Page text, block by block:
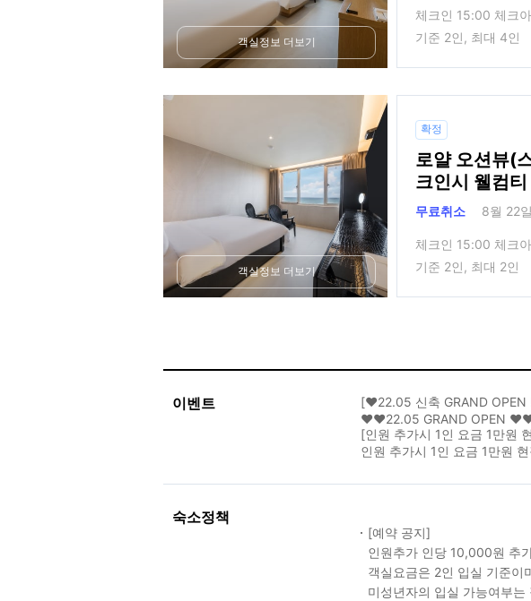
객실정보 더보기
체크인 15:00 체크
기준 2인, 최대 4인
객실정보 더보기
확정
로얄 오션뷰(
크인시 웰컴
무료취소 8월 22
체크인 15:00 체크
기준 2인, 최대 2인
이벤트
[❤22.05 신축 GRAND
❤❤22.05 GRAND OPEN
[인원 추가시 1인 요금 1만원
인원 추가시 1인 요금 1만원
숙소정책
[예약 공지]
인원추가 인당 10,000원 추
객실요금은 2인 입실 기준이
미성년자의 입실 가능여부